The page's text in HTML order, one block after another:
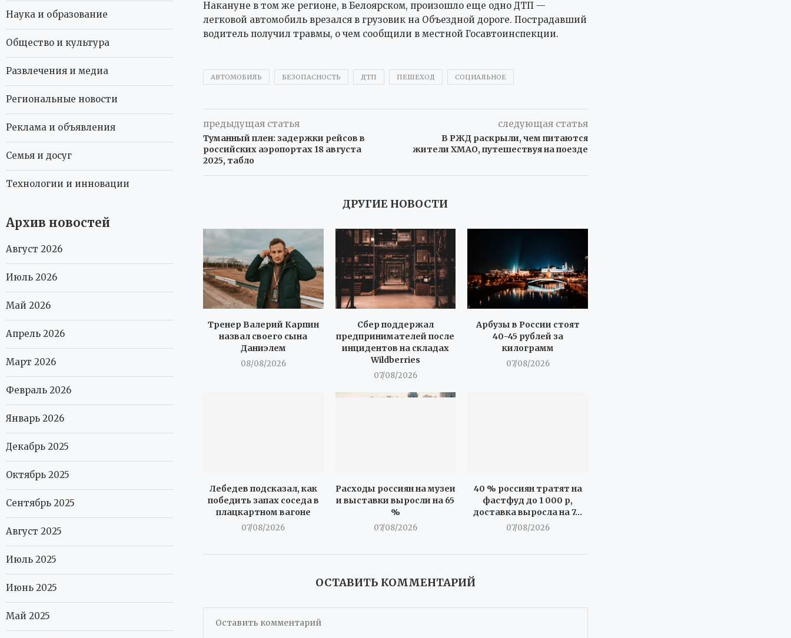
Накануне в том же регионе, в Белоярском, произошло еще одно ДТП —
легковой автомобиль врезался в грузовик на Объездной дороге. Пострадавший
водитель получил травмы, о чем сообщили в местной Госавтоинспекции.
АВТОМОБИЛЬ БЕЗОПАСНОСТЬ ДТП ПЕШЕХОД СОЦИАЛЬНОЕ
предыдущая статья
Туманный плен: задержки рейсов в
российских аэропортах 18 августа
2025, табло
следующая статья
В РЖД раскрыли, чем питаются
жители ХМАО, путешествуя на поезде
ДРУГИЕ НОВОСТИ
Тренер Валерий Карпин
назвал своего сына
Даниэлем
08/08/2026
Сбер поддержал
предпринимателей после
инцидентов на складах
Wildberries
07/08/2026
Арбузы в России стоят
40-45 рублей за
килограмм
07/08/2026
Лебедев подсказал, как
победить запах соседа в
плацкартном вагоне
07/08/2026
Расходы россиян на музеи
и выставки выросли на 65
%
07/08/2026
40 % россиян тратят на
фастфуд до 1 000 р,
доставка выросла на 7...
07/08/2026
ОСТАВИТЬ КОММЕНТАРИЙ
Наука и образование
Общество и культура
Развлечения и медиа
Региональные новости
Реклама и объявления
Семья и досуг
Технологии и инновации
Архив новостей
Август 2026
Июль 2026
Май 2026
Апрель 2026
Март 2026
Февраль 2026
Январь 2026
Декабрь 2025
Октябрь 2025
Сентябрь 2025
Август 2025
Июль 2025
Июнь 2025
Май 2025